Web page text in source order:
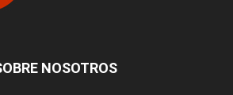
NOSOTROS